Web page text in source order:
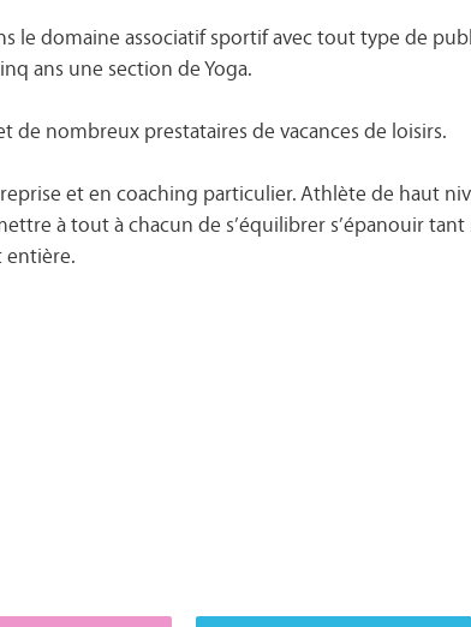
le domaine associatif sportif avec tout type de
ans une section de Yoga.
de nombreux prestataires de vacances de loisirs.
et en coaching particulier. Athlète de haut
à tout à chacun de s’équilibrer s’épanouir
entière.